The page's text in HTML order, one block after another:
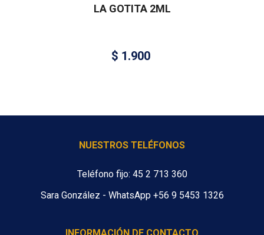
LA GOTITA 2ML
$ 1.900
NUESTROS TELÉFONOS
Teléfono fijo: 45 2 713 360
Sara González - WhatsApp +56 9 5453 1326